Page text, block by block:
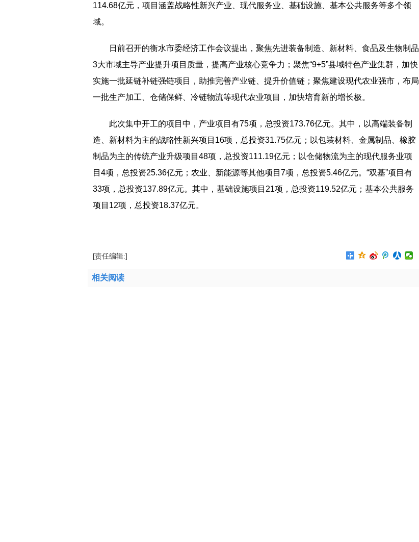
114.68亿元，项目涵盖战略性新兴产业、现代服务业、基础设施、基本公共服务等多个领
域。
日前召开的衡水市委经济工作会议提出，聚焦先进装备制造、新材料、食品及生物制品
3大市域主导产业提升项目质量，提高产业核心竞争力；聚焦“9+5”县域特色产业集群，加快
实施一批延链补链强链项目，助推完善产业链、提升价值链；聚焦建设现代农业强市，布局
一批生产加工、仓储保鲜、冷链物流等现代农业项目，加快培育新的增长极。
此次集中开工的项目中，产业项目有75项，总投资173.76亿元。其中，以高端装备制
造、新材料为主的战略性新兴项目16项，总投资31.75亿元；以包装材料、金属制品、橡胶
制品为主的传统产业升级项目48项，总投资111.19亿元；以仓储物流为主的现代服务业项
目4项，总投资25.36亿元；农业、新能源等其他项目7项，总投资5.46亿元。“双基”项目有
33项，总投资137.89亿元。其中，基础设施项目21项，总投资119.52亿元；基本公共服务
项目12项，总投资18.37亿元。
[责任编辑:]
相关阅读